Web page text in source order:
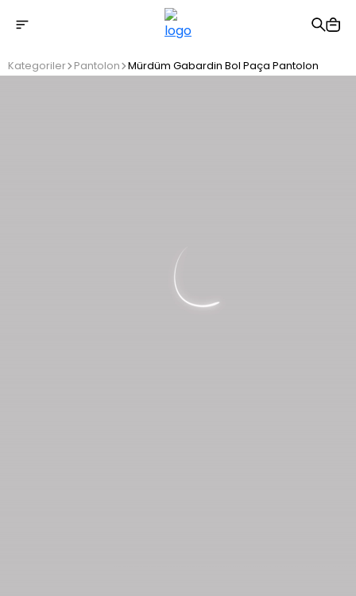
2500 TL üzeri ücretsiz kargo
Kategoriler Pantolon Mürdüm Gabardin Bol Paça Pantolon